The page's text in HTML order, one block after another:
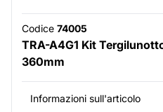
Codice 74005
TRA-A4G1 Kit
360mm
Informazioni sull'articolo